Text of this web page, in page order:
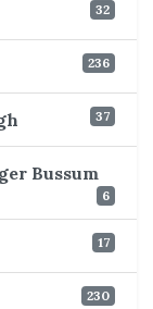
32
236
37
Bussum
6
17
230